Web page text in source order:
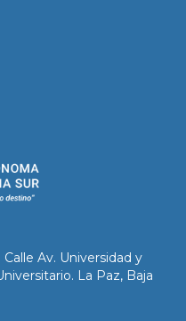
Av. Universidad y
La Paz, Baja